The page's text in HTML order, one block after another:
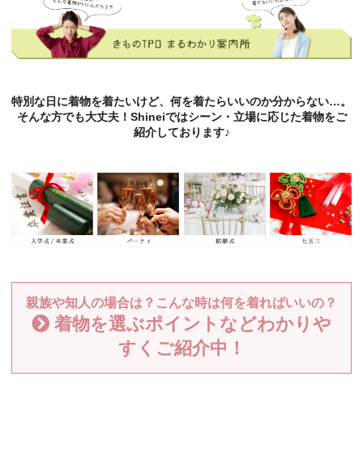
特別な日に着物を着たいけど、何を着たらいいのか分からない…。
そんな方でも大丈夫！Shineiではシーン・立場に応じた着物をご
紹介しております♪
親族や知人の場合は？こんな時は何を着ればいいの？
着物を選ぶポイントなどわかりや
すくご紹介中！